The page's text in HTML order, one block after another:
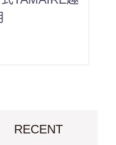
RECENT